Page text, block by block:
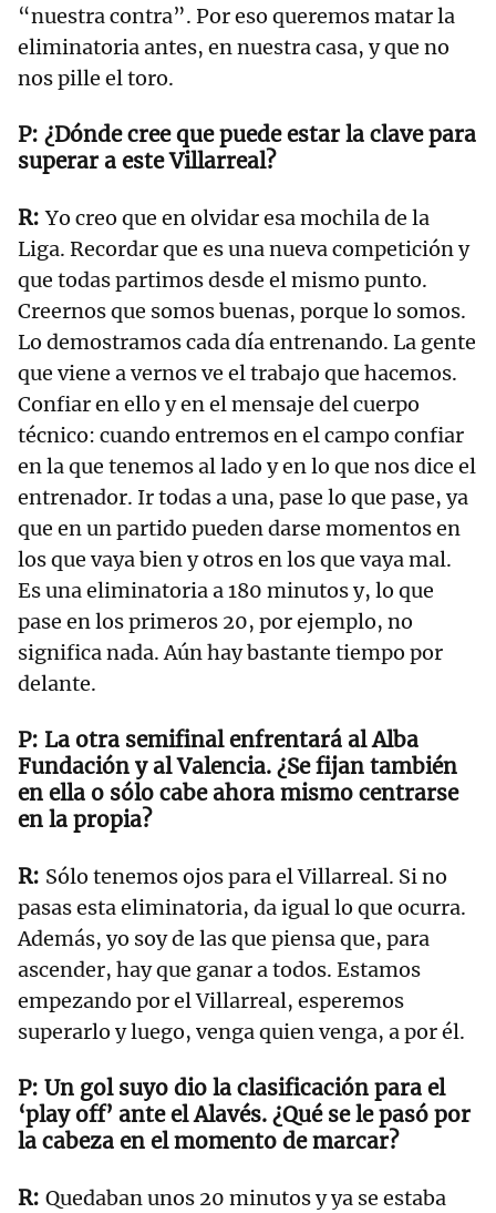
“nuestra contra”. Por eso queremos matar la
eliminatoria antes, en nuestra casa, y que no
nos pille el toro.
¿Dónde cree que puede estar la clave para
superar a este Villarreal?
Yo creo que en olvidar esa mochila de la
Liga. Recordar que es una nueva competición y
que todas partimos desde el mismo punto.
Creernos que somos buenas, porque lo somos.
Lo demostramos cada día entrenando. La gente
que viene a vernos ve el trabajo que hacemos.
Confiar en ello y en el mensaje del cuerpo
técnico: cuando entremos en el campo confiar
en la que tenemos al lado y en lo que nos dice el
entrenador. Ir todas a una, pase lo que pase, ya
que en un partido pueden darse momentos en
los que vaya bien y otros en los que vaya mal.
Es una eliminatoria a 180 minutos y, lo que
pase en los primeros 20, por ejemplo, no
significa nada. Aún hay bastante tiempo por
delante.
La otra semifinal enfrentará al Alba
Fundación y al Valencia. ¿Se fijan también
en ella o sólo cabe ahora mismo centrarse
en la propia?
Sólo tenemos ojos para el Villarreal. Si no
pasas esta eliminatoria, da igual lo que ocurra.
Además, yo soy de las que piensa que, para
ascender, hay que ganar a todos. Estamos
empezando por el Villarreal, esperemos
superarlo y luego, venga quien venga, a por él.
Un gol suyo dio la clasificación para el
‘play off’ ante el Alavés. ¿Qué se le pasó por
la cabeza en el momento de marcar?
Quedaban unos 20 minutos y ya se estaba